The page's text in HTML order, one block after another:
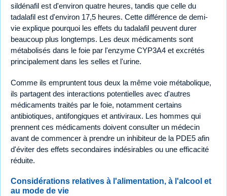
sildénafil est d'environ quatre heures, tandis que celle du
tadalafil est d'environ 17,5 heures. Cette différence de demi-
vie explique pourquoi les effets du tadalafil peuvent durer
beaucoup plus longtemps. Les deux médicaments sont
métabolisés dans le foie par l'enzyme CYP3A4 et excrétés
principalement dans les selles et l'urine.
Comme ils empruntent tous deux la même voie métabolique,
ils partagent des interactions potentielles avec d'autres
médicaments traités par le foie, notamment certains
antibiotiques, antifongiques et antiviraux. Les hommes qui
prennent ces médicaments doivent consulter un médecin
avant de commencer à prendre un inhibiteur de la PDE5 afin
d'éviter des effets secondaires indésirables ou une efficacité
réduite.
Considérations relatives à l'alimentation, à l'alcool et
au mode de vie